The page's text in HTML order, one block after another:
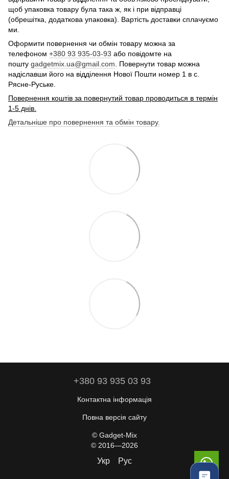
щоб упаковка товару була така ж, як і при відправці
(обрешітка, додаткова упаковка). Вартість доставки сплачуємо
ми.
Оформити повернення чи обмін товару можна за
телефоном +380 93 935-03-93 або повідомте на
пошту gadgetmix.ua@gmail.com. Повернути товар можна
надіславши його на відділення Нової Пошти номер 1 в с.
Рясне-Руське.
Повернення коштів за повернутий товар проводиться в термін
1-5 днів.
Детальніше про повернення та обмін товару.
+380 93 935 03 93
Контактна інформація
Повна версія сайту
© Gadget-Mix
© 2016—2026
Укр Рус